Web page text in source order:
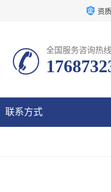
资
全国服务咨询热
联系方式